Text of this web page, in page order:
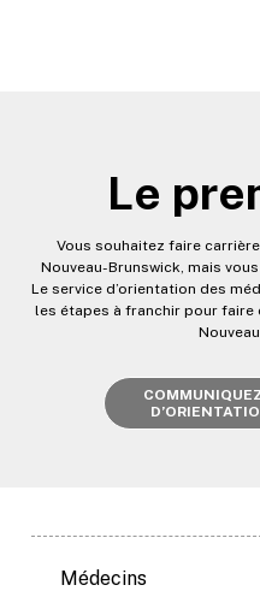
Le
Vous souhaitez faire
Nouveau-Brunswick, mais
Le service d’orientation des
les étapes à franchir pour faire
Médecins